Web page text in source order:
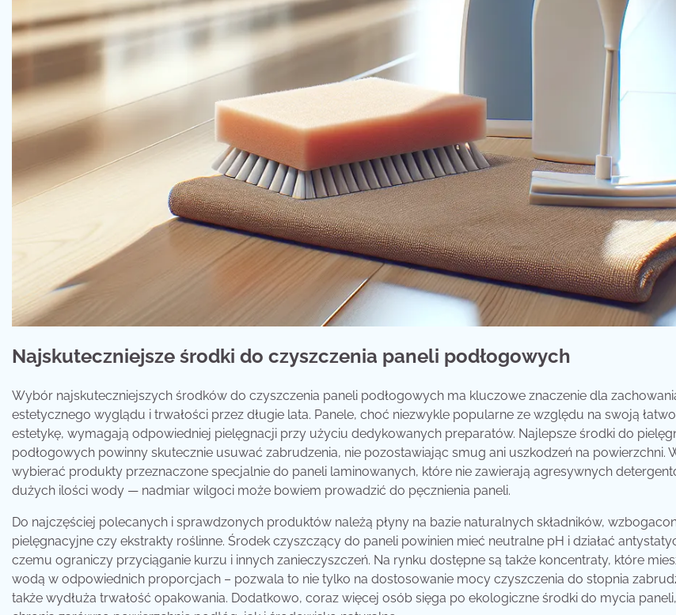
Najskuteczniejsze środki do czyszczenia paneli podłogowych
Wybór najskuteczniejszych środków do czyszczenia paneli podłogowych ma kluczowe znaczenie dla
estetycznego wyglądu i trwałości przez długie lata. Panele, choć niezwykle popularne ze względu na swoją
estetykę, wymagają odpowiedniej pielęgnacji przy użyciu dedykowanych preparatów. Najlepsze środki do
podłogowych powinny skutecznie usuwać zabrudzenia, nie pozostawiając smug ani uszkodzeń na powierzchni.
wybierać produkty przeznaczone specjalnie do paneli laminowanych, które nie zawierają agresywnych
dużych ilości wody — nadmiar wilgoci może bowiem prowadzić do pęcznienia paneli.
Do najczęściej polecanych i sprawdzonych produktów należą płyny na bazie naturalnych składników,
pielęgnacyjne czy ekstrakty roślinne. Środek czyszczący do paneli powinien mieć neutralne pH i działać
czemu ograniczy przyciąganie kurzu i innych zanieczyszczeń. Na rynku dostępne są także koncentraty, które
wodą w odpowiednich proporcjach – pozwala to nie tylko na dostosowanie mocy czyszczenia do stopnia
także wydłuża trwałość opakowania. Dodatkowo, coraz więcej osób sięga po ekologiczne środki do mycia